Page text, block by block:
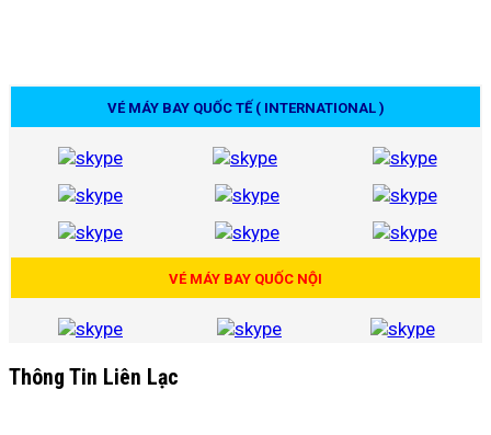
VÉ MÁY BAY QUỐC TẾ ( INTERNATIONAL )
VÉ MÁY BAY QUỐC NỘI
Thông Tin Liên Lạc